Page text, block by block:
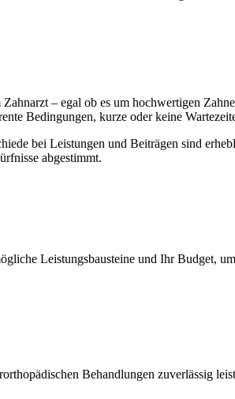
– egal ob es um hochwertigen
Bedingungen, kurze oder keine
bei Leistungen und Beiträgen sind
abgestimmt.
Leistungsbausteine und Ihr Budget,
Behandlungen zuverlässig